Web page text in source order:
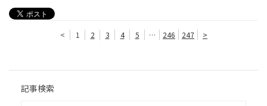
< 1 2 3 4 5 … 246 247 >
記事検索